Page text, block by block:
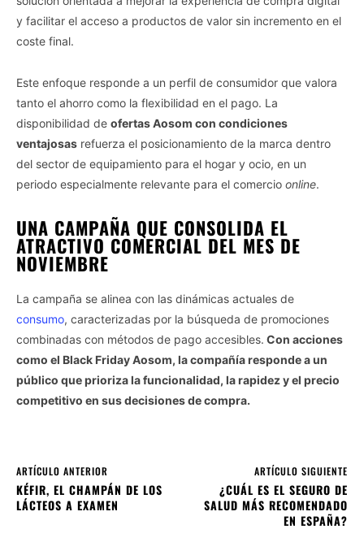
y facilitar el acceso a productos de valor sin incremento en el
coste final.
Este enfoque responde a un perfil de consumidor que valora
tanto el ahorro como la flexibilidad en el pago. La
disponibilidad de ofertas Aosom con condiciones
ventajosas refuerza el posicionamiento de la marca dentro
del sector de equipamiento para el hogar y ocio, en un
periodo especialmente relevante para el comercio online.
UNA CAMPAÑA QUE CONSOLIDA EL
ATRACTIVO COMERCIAL DEL MES DE
NOVIEMBRE
La campaña se alinea con las dinámicas actuales de
consumo, caracterizadas por la búsqueda de promociones
combinadas con métodos de pago accesibles. Con acciones
como el Black Friday Aosom, la compañía responde a un
público que prioriza la funcionalidad, la rapidez y el precio
competitivo en sus decisiones de compra.
ARTÍCULO ANTERIOR
KÉFIR, EL CHAMPÁN DE LOS
LÁCTEOS A EXAMEN
ARTÍCULO SIGUIENTE
¿CUÁL ES EL SEGURO DE
SALUD MÁS RECOMENDADO
EN ESPAÑA?